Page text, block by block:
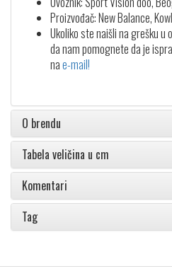
Proizvođač: New Balance,
Ukoliko ste naišli na grešku u
da nam pomognete da je
nae-mail!
O brendu
Tabela veličina u cm
Komentari
Tag